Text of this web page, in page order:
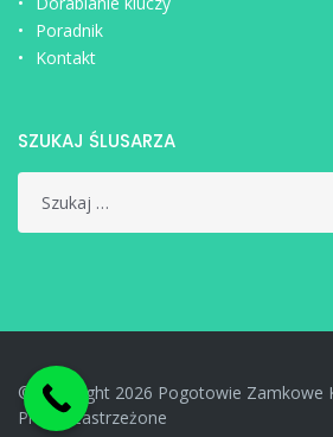
Poradnik
Kontakt
SZUKAJ ŚLUSARZA
© Copyright 2026 Pogotowie Zamkowe
Prawa Zastrzeżone